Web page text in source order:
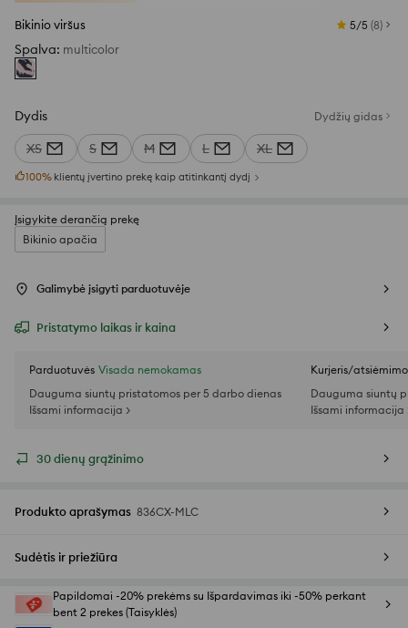
Bikinio viršus 5/5 (8)
Spalva: multicolor
Dydis Dydžių gidas
XS S M L XL
100% klientų įvertino prekę kaip atitinkantį dydį
Įsigykite derančią prekę
Bikinio apačia
Galimybė įsigyti parduotuvėje
Pristatymo laikas ir kaina
Parduotuvės Visada nemokamas
Dauguma siuntų pristatomos per 5 darbo dienas
Išsami informacija >
Kurjeris/
Dauguma siuntų
Išsami informacija
30 dienų grąžinimo
Produkto aprašymas 836CX-MLC
Sudėtis ir priežiūra
Papildomai -20% prekėms su Išpardavimas iki -50% perkant
bent 2 prekes (Taisyklės)